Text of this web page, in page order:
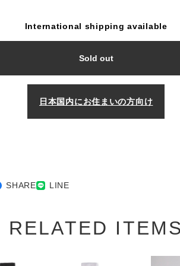
International shipping available
Sold out
日本国内にお住まいの方向け
SHARE LINE
RELATED ITEMS